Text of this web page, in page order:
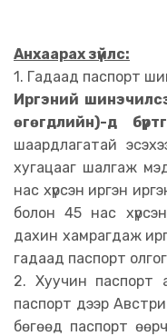
Анхаарах зүйлс:
1. Гадаад паспорт
Иргэний
өгөгдлийн)-д
шаардлагатай
хугацааг шалгаж
нас хүрсэн иргэн
болон 45 нас
дахин хамрагдаж
гадаад паспорт
2. Хуучин паспорт
паспорт дээр
бөгөөд паспорт